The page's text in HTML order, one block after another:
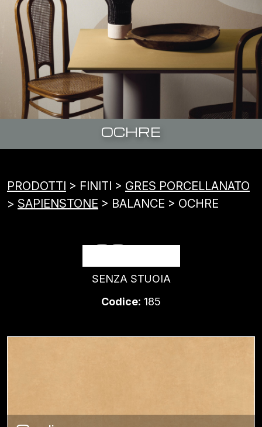
OCHRE
PRODOTTI > FINITI > GRES PORCELLANATO
> SAPIENSTONE > BALANCE > OCHRE
OCHRE
SENZA STUOIA
Codice: 185